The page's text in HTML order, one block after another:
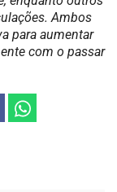
Ambos
para aumentar
com o passar